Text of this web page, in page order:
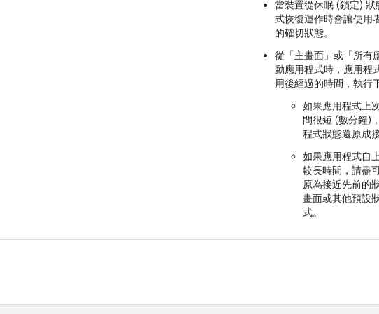
當裝置從休眠 (鎖定) 狀
式恢復運作時會讓使用
的確切狀態。
從「主畫面」 或「所有
動應用程式時，應用程
用後經過的時間，執行
如果應用程式上
間很短 (數分鐘)
程式狀態還原成
如果應用程式自
較長時間，請盡
原為接近先前的
畫面或其他預設
式。